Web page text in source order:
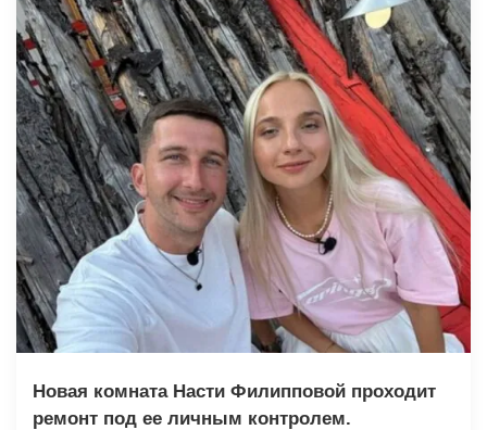
Новая комната Насти Филипповой проходит
ремонт под ее личным контролем.